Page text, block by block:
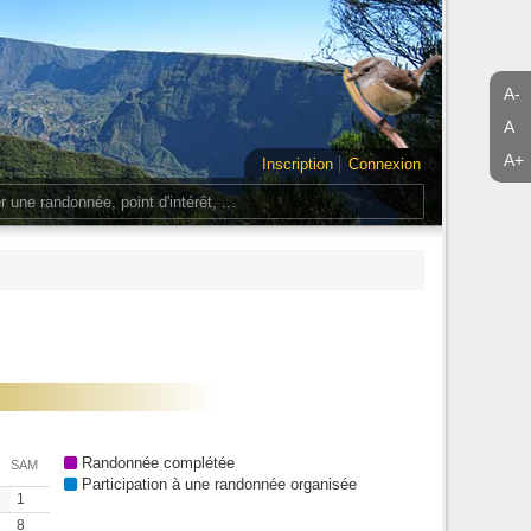
A-
A
A+
Inscription
Connexion
SAM
1
8
Randonnée complétée
Participation à une randonnée organisée